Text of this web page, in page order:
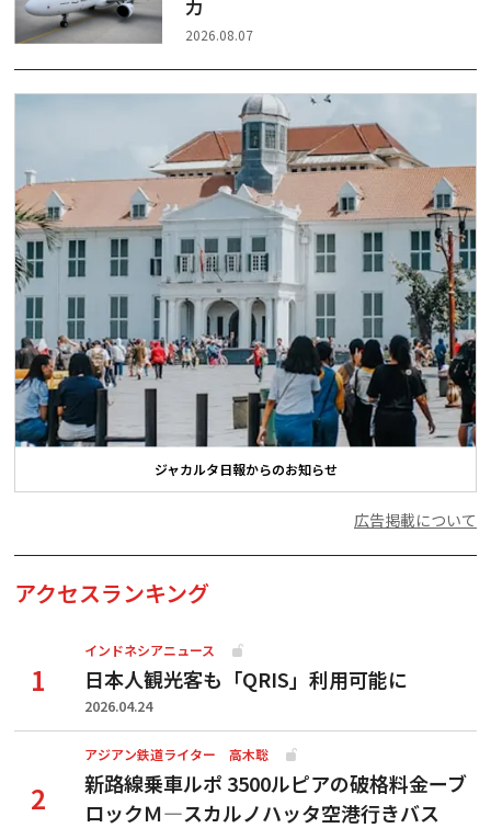
力
2026.08.07
ジャカルタ日報からのお知らせ
広告掲載について
アクセスランキング
インドネシアニュース
日本人観光客も「QRIS」利用可能に
2026.04.24
アジアン鉄道ライター 高木聡
新路線乗車ルポ 3500ルピアの破格料金ーブ
ロックＭ―スカルノハッタ空港行きバス